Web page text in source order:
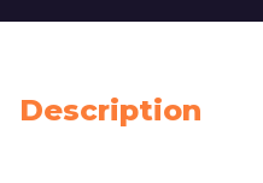
Description